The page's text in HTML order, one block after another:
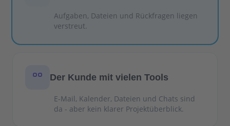
Aufgaben, Dateien und Rückfragen liegen
verstreut.
Der Kunde mit vielen Tools
E-Mail, Kalender, Dateien und Chats sind
da - aber kein klarer Projektüberblick.